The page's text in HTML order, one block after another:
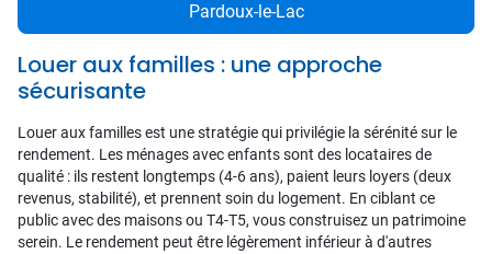
Pardoux-le-Lac
Louer aux familles : une approche
sécurisante
Louer aux familles est une stratégie qui privilégie la sérénité sur le
rendement. Les ménages avec enfants sont des locataires de
qualité : ils restent longtemps (4-6 ans), paient leurs loyers (deux
revenus, stabilité), et prennent soin du logement. En ciblant ce
public avec des maisons ou T4-T5, vous construisez un patrimoine
serein. Le rendement peut être légèrement inférieur à d'autres